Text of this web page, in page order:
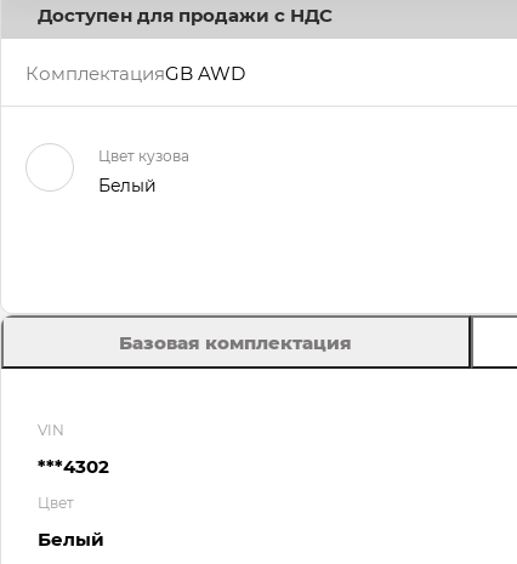
Доступен для продажи с НДС
КомплектацияGB AWD
Цвет кузова
Белый
Базовая комплектация
VIN
***4302
Цвет
Белый